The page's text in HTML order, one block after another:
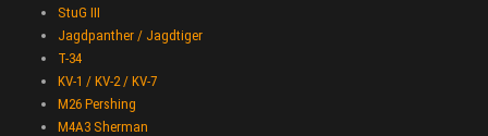
StuG III
Jagdpanther / Jagdtiger
T-34
KV-1 / KV-2 / KV-7
M26 Pershing
M4A3 Sherman